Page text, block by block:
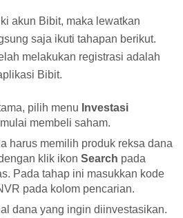
akun Bibit, maka lewatkan
saja ikuti tahapan berikut.
melakukan registrasi adalah
Bibit.
pilih menu Investasi
membeli saham.
harus memilih produk reksa dana
klik ikon Search pada
Pada tahap ini masukkan kode
pada kolom pencarian.
dana yang ingin diinvestasikan.